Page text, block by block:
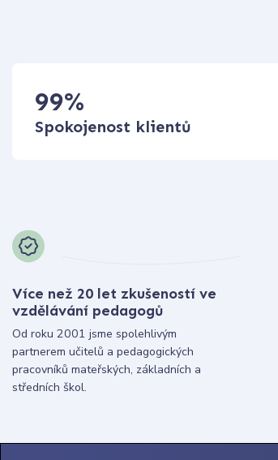
99%
Spokojenost klientů
Více než 20 let zkušeností ve
vzdělávání pedagogů
Od roku 2001 jsme spolehlivým
partnerem učitelů a pedagogických
pracovníků mateřských, základních a
středních škol.